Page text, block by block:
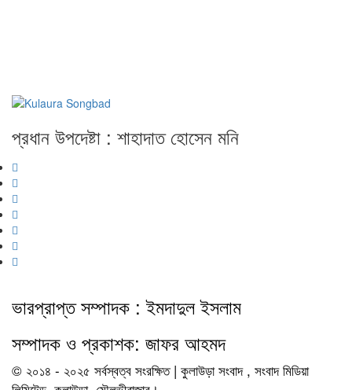
প্রধান উপদেষ্টা : শাহাদাত হোসেন মনি
ভারপ্রাপ্ত সম্পাদক : ইমদাদুল ইসলাম
সম্পাদক ও প্রকাশক: জাফর আহমদ
© ২০১৪ - ২০২৫ সর্বস্বত্ব সংরক্ষিত | কুলাউড়া সংবাদ , সংবাদ মিডিয়া